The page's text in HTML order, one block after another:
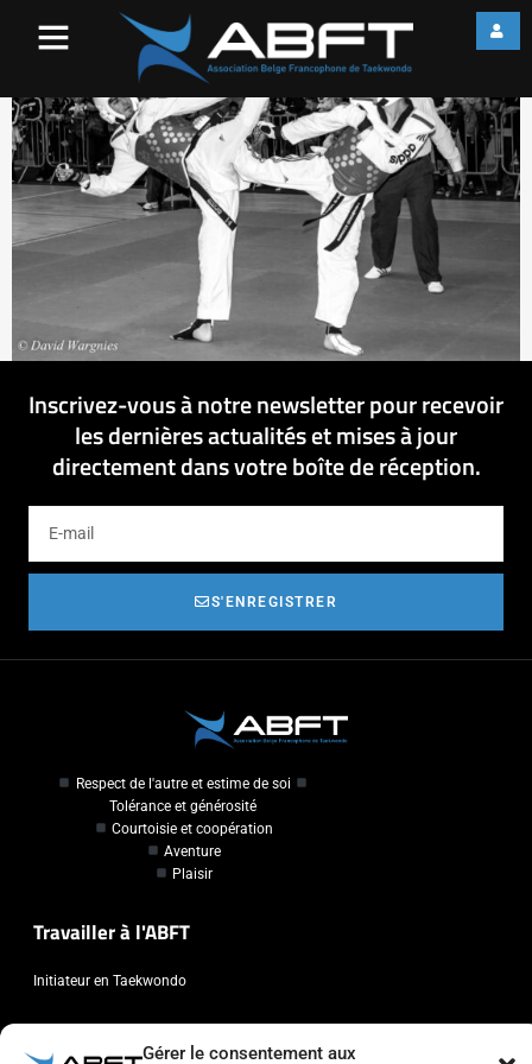
Gérer le consentement aux
Inscrivez-vous à notre newsletter pour recevoir
les dernières actualités et mises à jour
directement dans votre boîte de réception.
S'ENREGISTRER
Respect de l'autre et estime de soi
Tolérance et générosité
Courtoisie et coopération
Aventure
Plaisir
Travailler à l'ABFT
Initiateur en Taekwondo